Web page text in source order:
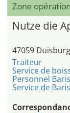
Zone
Nutze die
47059 Duisburg
Traiteur
Service de
Personnel
Service de